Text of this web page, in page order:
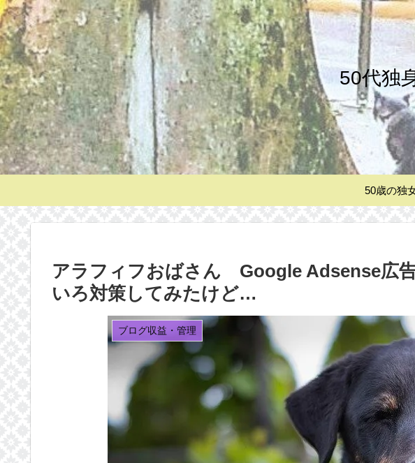
50代独
50歳の独
アラフィフおばさん Google Adsense広
いろ対策してみたけど…
ブログ収益・管理